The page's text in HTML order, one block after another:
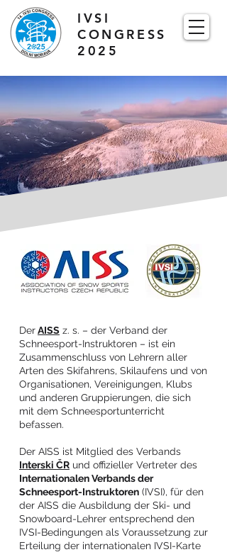
IVSI
CONGRESS
2025
DerAISS z. s. – der Verband der
Schneesport-Instruktoren – ist ein
Zusammenschluss von Lehrern aller
Arten des Skifahrens, Skilaufens und von
Organisationen, Vereinigungen, Klubs
und anderen Gruppierungen, die sich
mit dem Schneesportunterricht
befassen.
Der AISS ist Mitglied des Verbands
Interski ČR und offizieller Vertreter des
Internationalen Verbands der
Schneesport-Instruktoren (IVSI), für den
der AISS die Ausbildung der Ski- und
Snowboard-Lehrer entsprechend den
IVSI-Bedingungen als Voraussetzung zur
Erteilung der internationalen IVSI-Karte